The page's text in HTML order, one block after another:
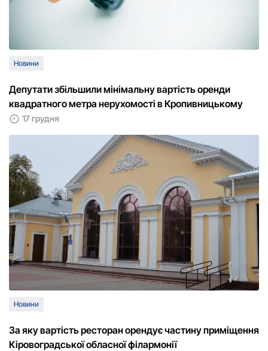
Новини
Депутати збільшили мінімальну вартість оренди
квадратного метра нерухомості в Кропивницькому
17 грудня
Новини
За яку вартість ресторан орендує частину приміщення
Кіровоградської обласної філармонії